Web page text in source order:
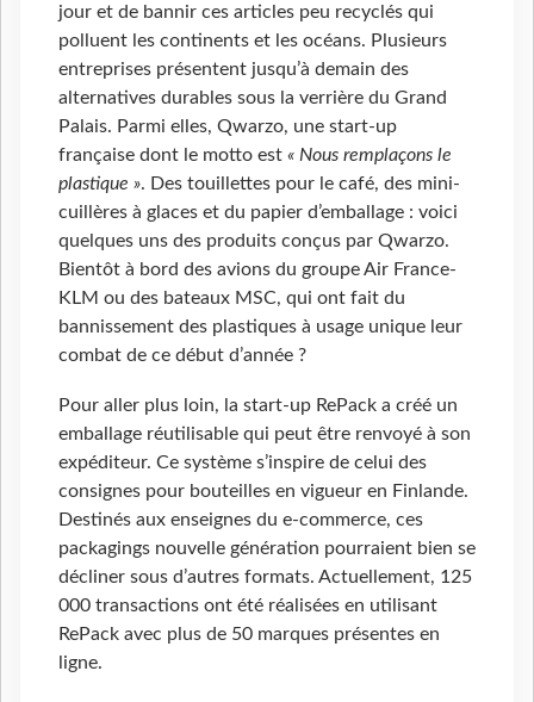
jour et de bannir ces articles peu recyclés qui
polluent les continents et les océans. Plusieurs
entreprises présentent jusqu’à demain des
alternatives durables sous la verrière du Grand
Palais. Parmi elles, Qwarzo, une start-up
française dont le motto est « Nous remplaçons le
plastique ». Des touillettes pour le café, des mini-
cuillères à glaces et du papier d’emballage : voici
quelques uns des produits conçus par Qwarzo.
Bientôt à bord des avions du groupe Air France-
KLM ou des bateaux MSC, qui ont fait du
bannissement des plastiques à usage unique leur
combat de ce début d’année ?
Pour aller plus loin, la start-up RePack a créé un
emballage réutilisable qui peut être renvoyé à son
expéditeur. Ce système s’inspire de celui des
consignes pour bouteilles en vigueur en Finlande.
Destinés aux enseignes du e-commerce, ces
packagings nouvelle génération pourraient bien se
décliner sous d’autres formats. Actuellement, 125
000 transactions ont été réalisées en utilisant
RePack avec plus de 50 marques présentes en
ligne.